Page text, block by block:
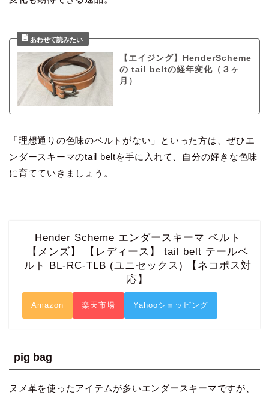
【エイジング】HenderScheme
の tail beltの経年変化（３ヶ
月）
「理想通りの色味のベルトがない」といった方は、ぜひエ
ンダースキーマのtail beltを手に入れて、自分の好きな色味
に育てていきましょう。
Hender Scheme エンダースキーマ ベルト
【メンズ】 【レディース】 tail belt テールベ
ルト BL-RC-TLB (ユニセックス) 【ネコポス対
応】
Amazon 楽天市場 Yahooショッピング
pig bag
ヌメ革を使ったアイテムが多いエンダースキーマですが、